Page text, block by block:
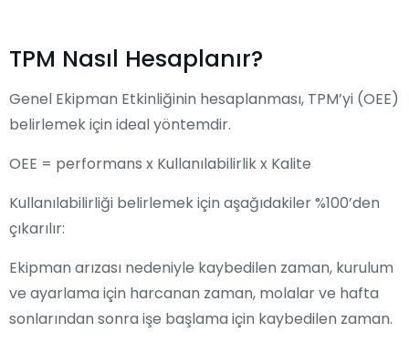
TPM Nasıl Hesaplanır?
Genel Ekipman Etkinliğinin hesaplanması, TPM’yi (OEE)
belirlemek için ideal yöntemdir.
OEE = performans x Kullanılabilirlik x Kalite
Kullanılabilirliği belirlemek için aşağıdakiler %100’den
çıkarılır:
Ekipman arızası nedeniyle kaybedilen zaman, kurulum
ve ayarlama için harcanan zaman, molalar ve hafta
sonlarından sonra işe başlama için kaybedilen zaman.